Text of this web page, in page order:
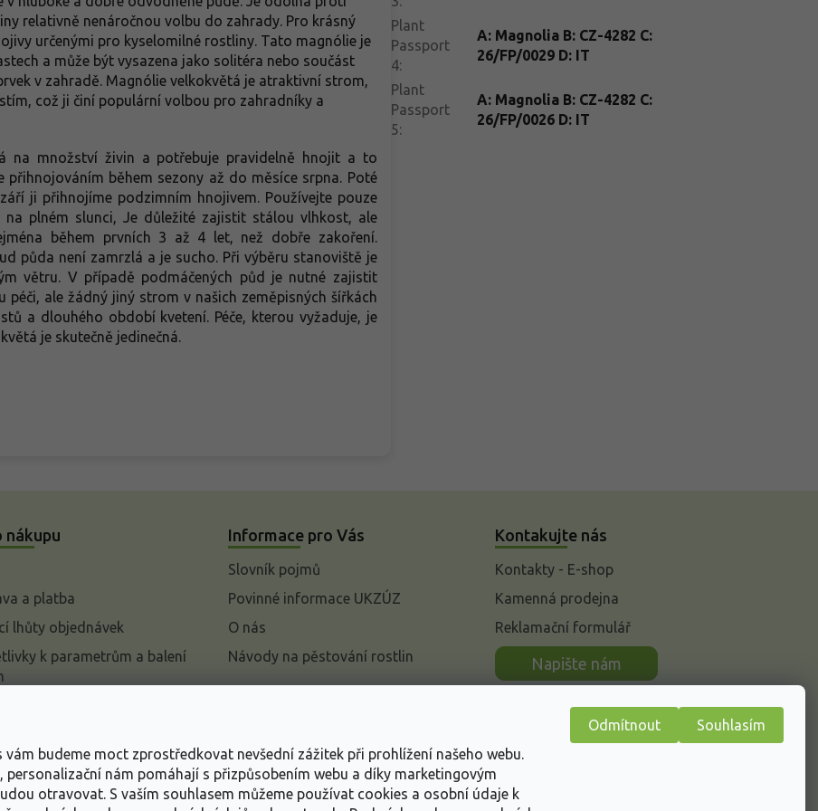
budeme moct zprostředkovat nevšední zážitek při prohlížení našeho webu.
nám pomáhají s přizpůsobením webu a díky marketingovým
otravovat. S vaším souhlasem můžeme používat cookies a osobní údaje k
Odmítnout Souhlasím
relativně nenáročnou volbu do zahrady. Pro krásný
určenými pro kyselomilné rostliny. Tato magnólie je
a může být vysazena jako solitéra nebo součást
v zahradě. Magnólie velkokvětá je atraktivní strom,
což ji činí populární volbou pro zahradníky a
na množství živin a potřebuje pravidelně hnojit a to
během sezony až do měsíce srpna. Poté
ji přihnojíme podzimním hnojivem. Používejte pouze
plném slunci, Je důležité zajistit stálou vlhkost, ale
během prvních 3 až 4 let, než dobře zakoření.
půda není zamrzlá a je sucho. Při výběru stanoviště je
větru. V případě podmáčených půd je nutné zajistit
ale žádný jiný strom v našich zeměpisných šířkách
a dlouhého období kvetení. Péče, kterou vyžaduje, je
je skutečně jedinečná.
Plant
Passport
4:
A: Magnolia B: CZ-4282 C:
26/FP/0029 D: IT
Plant
Passport
5:
A: Magnolia B: CZ-4282 C:
26/FP/0026 D: IT
nákupu
a platba
lhůty objednávek
k parametrům a balení
o ochraně osobních
Informace pro Vás
Slovník pojmů
Povinné informace UKZÚZ
O nás
Návody na pěstování rostlin
Kontakujte nás
Kontakty - E-shop
Kamenná prodejna
Reklamační formulář
Napište nám